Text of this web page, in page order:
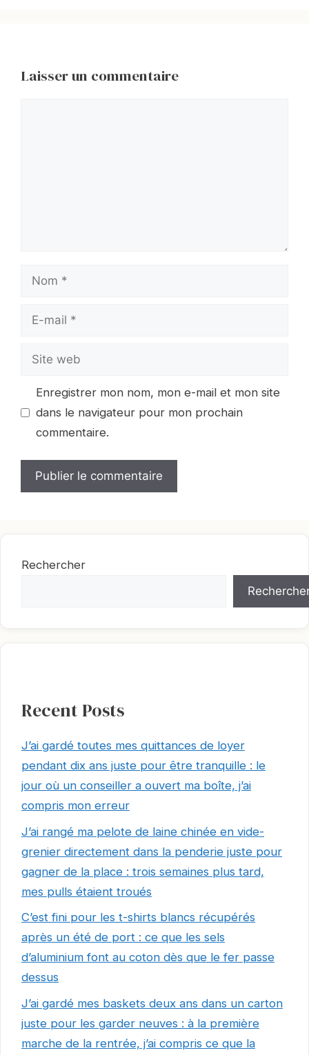
Laisser un commentaire
Nom
Site
Enregistrer mon nom, mon e-mail et mon site
dans le navigateur pour mon prochain
commentaire.
Rechercher
Recent Posts
J’ai gardé toutes mes quittances de loyer
pendant dix ans juste pour être tranquille : le
jour où un conseiller a ouvert ma boîte, j’ai
compris mon erreur
J’ai rangé ma pelote de laine chinée en vide-
grenier directement dans la penderie juste pour
gagner de la place : trois semaines plus tard,
mes pulls étaient troués
C’est fini pour les t-shirts blancs récupérés
après un été de port : ce que les sels
d’aluminium font au coton dès que le fer passe
dessus
J’ai gardé mes baskets deux ans dans un carton
juste pour les garder neuves : à la première
marche de la rentrée, j’ai compris ce que la